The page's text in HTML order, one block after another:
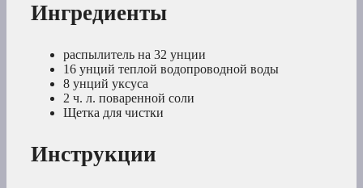
Ингредиенты
распылитель на 32 унции
16 унций теплой водопроводной воды
8 унций уксуса
2 ч. л. поваренной соли
Щетка для чистки
Инструкции